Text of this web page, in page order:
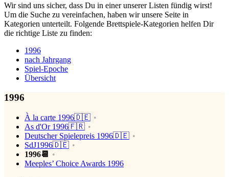
Wir sind uns sicher, dass Du in einer unserer Listen fündig wirst!
Um die Suche zu vereinfachen, haben wir unsere Seite in
Kategorien unterteilt. Folgende Brettspiele-Kategorien helfen Dir
die richtige Liste zu finden:
1996
nach Jahrgang
Spiel-Epoche
Übersicht
1996
À la carte 1996🇩🇪
As d'Or 1996🇫🇷
Deutscher Spielepreis 1996🇩🇪
SdJ1996🇩🇪
1996📆
Meeples’ Choice Awards 1996